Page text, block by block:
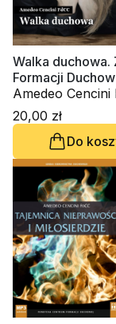
Walka duchowa.
Formacji
Amedeo Cencini
20,00 zł
Do